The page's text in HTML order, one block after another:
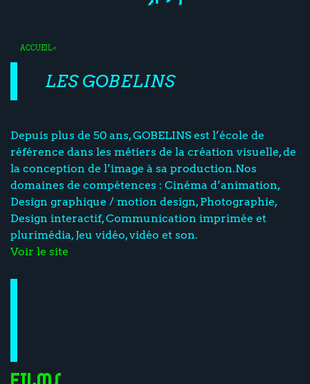
ACCUEIL<
LES GOBELINS
Depuis plus de 50 ans, GOBELINS est l’école de
référence dans les métiers de la création visuelle, de
la conception de l’image à sa production.Nos
domaines de compétences : Cinéma d’animation,
Design graphique / motion design, Photographie,
Design interactif, Communication imprimée et
plurimédia, Jeu vidéo, vidéo et son.
Voir le site